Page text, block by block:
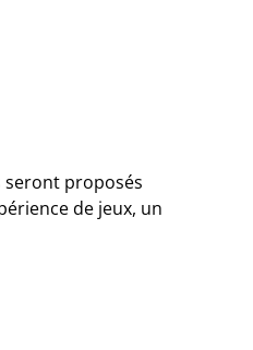
seront proposés
de jeux, un